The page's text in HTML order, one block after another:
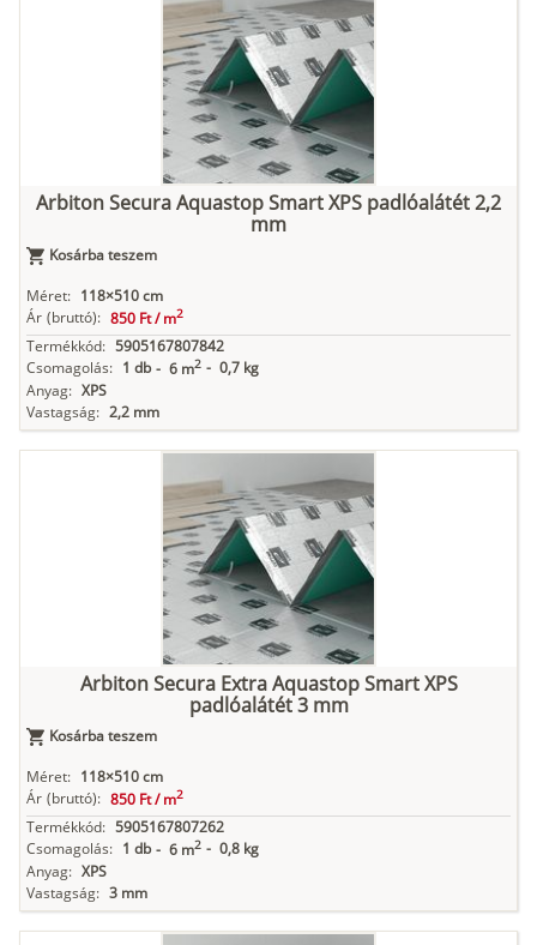
Arbiton Secura Aquastop Smart XPS padlóalátét 2,2
mm
Kosárba teszem
Méret: 118×510 cm
Ár (bruttó): 850 Ft /m2
Termékkód: 5905167807842
Csomagolás: 1 db - 6 m2 - 0,7 kg
Anyag: XPS
Vastagság: 2,2 mm
Arbiton Secura Extra Aquastop Smart XPS
padlóalátét 3 mm
Kosárba teszem
Méret: 118×510 cm
Ár (bruttó): 850 Ft /m2
Termékkód: 5905167807262
Csomagolás: 1 db - 6 m2 - 0,8 kg
Anyag: XPS
Vastagság: 3 mm